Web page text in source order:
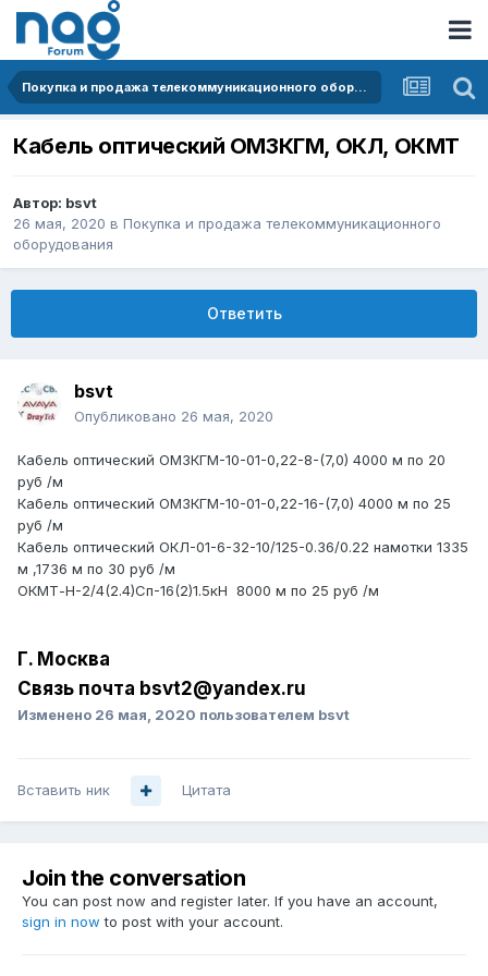
Покупка и продажа телекоммуникационного оборудования
Кабель оптический ОМЗКГМ, ОКЛ, ОКМТ
Автор: bsvt
26 мая, 2020 в Покупка и продажа телекоммуникационного
оборудования
Ответить
bsvt
Опубликовано 26 мая, 2020
Кабель оптический ОМЗКГМ-10-01-0,22-8-(7,0) 4000 м по 20
руб /м
Кабель оптический ОМЗКГМ-10-01-0,22-16-(7,0) 4000 м по 25
руб /м
Кабель оптический ОКЛ-01-6-32-10/125-0.36/0.22 намотки 1335
м ,1736 м по 30 руб /м
ОКМТ-Н-2/4(2.4)Сп-16(2)1.5кH 8000 м по 25 руб /м
Г. Москва
Связь почта bsvt2@yandex.ru
Изменено 26 мая, 2020 пользователем bsvt
Вставить ник Цитата
Join the conversation
You can post now and register later. If you have an account,
sign in now to post with your account.